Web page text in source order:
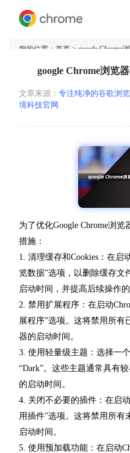
您的位置： 首页 > google Chrome
google Chrome浏览
文章来源： 专注纯净的谷歌浏
境科技官网
为了优化Google Chrome浏
措施：
1. 清理缓存和Cookies：在启
览数据”选项，以删除缓存文
启动时间，并提高后续操作的
2. 禁用扩展程序：在启动
展程序”选项。这将禁用所
器的启动时间。
3. 使用轻量级主题：选择一
“Dark”。这些主题通常具有
的启动时间。
4. 关闭不必要的插件：在启
用插件”选项。这将禁用所有
启动时间。
5. 使用预加载功能：在启动